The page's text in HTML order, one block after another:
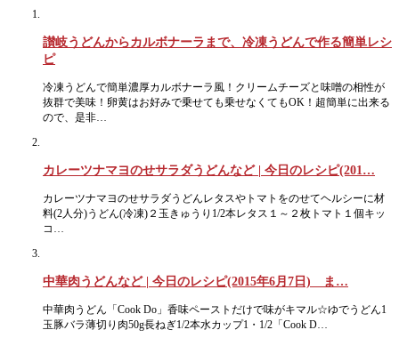
讃岐うどんからカルボナーラまで、冷凍うどんで作る簡単レシ
ピ
冷凍うどんで簡単濃厚カルボナーラ風！クリームチーズと味噌の相性が
抜群で美味！卵黄はお好みで乗せても乗せなくてもOK！超簡単に出来る
ので、是非…
カレーツナマヨのせサラダうどんなど | 今日のレシピ(201…
カレーツナマヨのせサラダうどんレタスやトマトをのせてヘルシーに材
料(2人分)うどん(冷凍)２玉きゅうり1/2本レタス１～２枚トマト１個キッ
コ…
中華肉うどんなど | 今日のレシピ(2015年6月7日) ま…
中華肉うどん「Cook Do」香味ペーストだけで味がキマル☆ゆでうどん1
玉豚バラ薄切り肉50g長ねぎ1/2本水カップ1・1/2「Cook D…